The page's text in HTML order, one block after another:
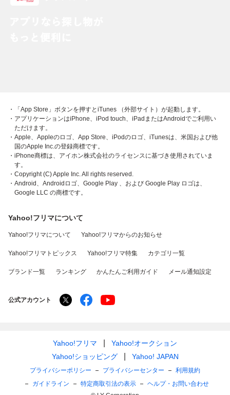
・「App Store」ボタンを押すとiTunes （外部サイト）が起動します。
・アプリケーションはiPhone、iPod touch、iPadまたはAndroidでご利用い
ただけます。
・Apple、Appleのロゴ、App Store、iPodのロゴ、iTunesは、米国および他
国のApple Inc.の登録商標です。
・iPhone商標は、アイホン株式会社のライセンスに基づき使用されていま
す。
・Copyright (C) Apple Inc. All rights reserved.
・Android、Androidロゴ、Google Play 、および Google Play ロゴは、
Google LLC の商標です。
Yahoo!フリマについて
Yahoo!フリマについて Yahoo!フリマからのお知らせ
Yahoo!フリマトピックス Yahoo!フリマ特集 カテゴリ一覧
ブランド一覧 ランキング かんたんご利用ガイド メール通知設定
公式アカウント
Yahoo!フリマ
Yahoo!オークション
Yahoo!ショッピング
Yahoo! JAPAN
プライバシーポリシー プライバシーセンター
利用規約
ガイドライン
特定商取引法の表示
ヘルプ・お問い合わせ